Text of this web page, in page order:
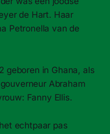
de Hart. Haar
Petronella van de
geboren in Ghana, als
Abraham
Fanny Ellis.
echtpaar pas